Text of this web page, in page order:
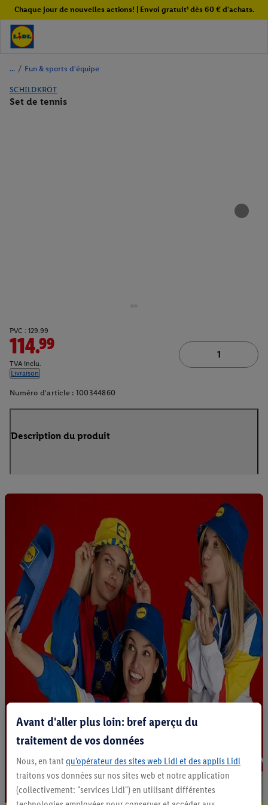
Chaque jour de nouvelles actions! | Envoi gratuit¹ dès 60 € d'achats.
/ Fun & sports d'équipe
SCHILDKRÖT
Set de tennis
PVC : 129.99
114.99
TVA inclu.
Livraison
Numéro d'article : 100344860
Description du produit
Avant d'aller plus loin: bref aperçu du
traitement de vos données
Nous, en tant qu’opérateur des sites web Lidl et des applis Lidl
traitons vos données sur nos sites web et notre application
(collectivement: "services Lidl") en utilisant différentes